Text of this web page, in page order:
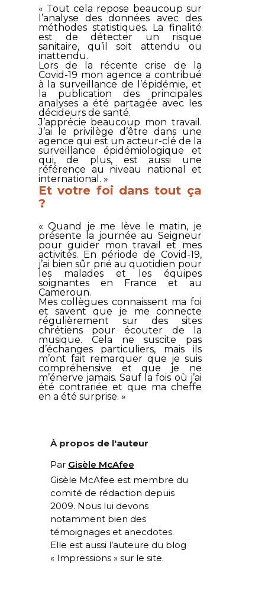
« Tout cela repose beaucoup sur
l’analyse des données avec des
méthodes statistiques. La finalité
est de détecter un risque
sanitaire, qu’il soit attendu ou
inattendu.
Lors de la récente crise de la
Covid-19 mon agence a contribué
à la surveillance de l’épidémie, et
la publication des principales
analyses a été partagée avec les
décideurs de santé.
J’apprécie beaucoup mon travail.
J’ai le privilège d’être dans une
agence qui est un acteur-clé de la
surveillance épidémiologique et
qui, de plus, est aussi une
référence au niveau national et
international. »
Et votre foi dans tout ça
?
« Quand je me lève le matin, je
présente la journée au Seigneur
pour guider mon travail et mes
activités. En période de Covid-19,
j’ai bien sûr prié au quotidien pour
les malades et les équipes
soignantes en France et au
Cameroun.
Mes collègues connaissent ma foi
et savent que je me connecte
régulièrement sur des sites
chrétiens pour écouter de la
musique. Cela ne suscite pas
d’échanges particuliers, mais ils
m’ont fait remarquer que je suis
compréhensive et que je ne
m’énerve jamais. Sauf la fois où j’ai
été contrariée et que ma cheffe
en a été surprise. »
À propos de l'auteur
Par Gisèle McAfee
Gisèle McAfee est membre du
comité de rédaction depuis
2009. Nous lui devons
notamment bien des
témoignages et anecdotes.
Elle est aussi l’auteure du blog
« Impressions » sur le site.